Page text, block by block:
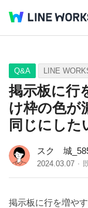
Q&A Tips
Q&A LINE
掲示板に行
け枠の色が
同じにし
スク 城
2024.03.07
掲示板に行を増や